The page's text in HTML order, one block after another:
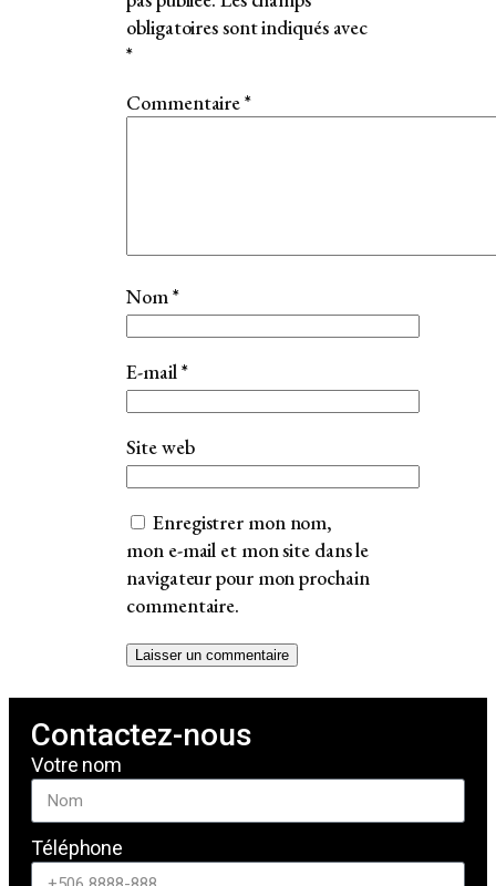
obligatoires sont indiqués avec
*
Commentaire*
Nom*
E-mail*
Site web
Enregistrer mon nom,
mon e-mail et mon site dans le
navigateur pour mon prochain
commentaire.
Contactez-nous
Votre nom
Téléphone